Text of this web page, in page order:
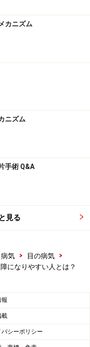
カニズム
ニズム
手術 Q&A
見る
気 > 目の病気
>
になりやすい人とは？
報
載
バシーポリシー